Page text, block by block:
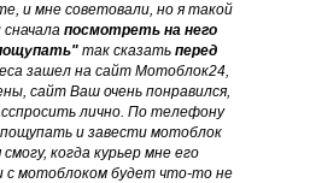
и мне советовали, но я такой
посмотреть на него
так сказать перед
зашел на сайт Мотоблок24,
сайт Ваш очень понравился,
лично. По телефону
и завести мотоблок
когда курьер мне его
с мотоблоком будет что-то не